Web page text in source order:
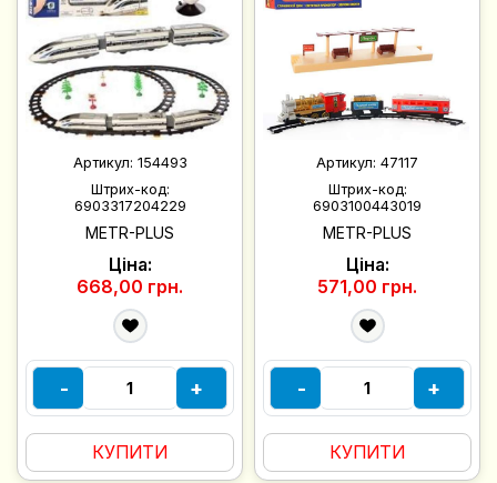
Артикул: 154493
Штрих-код:
6903317204229
METR-PLUS
Ціна:
668,00 грн.
- +
КУПИТИ
Артикул: 47117
Штрих-код:
6903100443019
METR-PLUS
Ціна:
571,00 грн.
- +
КУПИТИ